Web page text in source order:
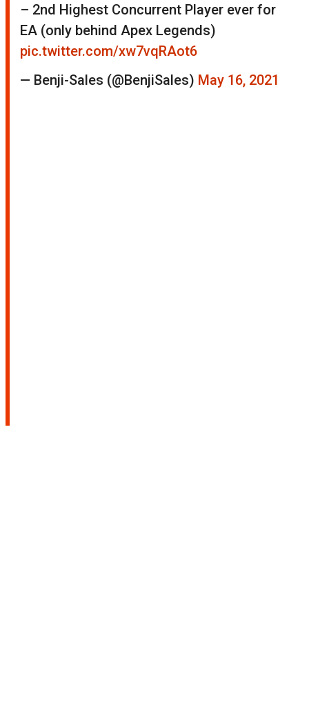
– 2nd Highest Concurrent Player ever for
EA (only behind Apex Legends)
pic.twitter.com/xw7vqRAot6
— Benji-Sales (@BenjiSales) May 16, 2021